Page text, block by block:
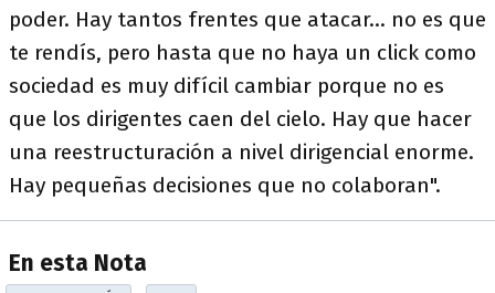
poder. Hay tantos frentes que atacar... no es que
te rendís, pero hasta que no haya un click como
sociedad es muy difícil cambiar porque no es
que los dirigentes caen del cielo. Hay que hacer
una reestructuración a nivel dirigencial enorme.
Hay pequeñas decisiones que no colaboran".
En esta Nota